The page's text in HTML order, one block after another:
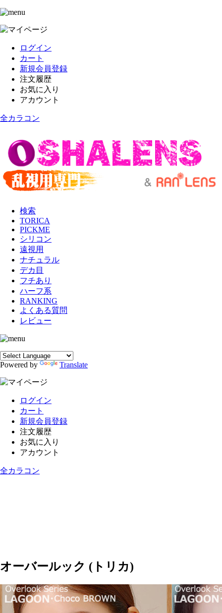
ログイン
カート
新規会員登録
注文履歴
お気に入り
アカウント
全カラコン
検索
TORICA
PICKME
シリコン
遠視用
ナチュラル
デカ目
フチあり
ハーフ系
RANKING
よくある質問
レビュー
Powered by Translate
ログイン
カート
新規会員登録
注文履歴
お気に入り
アカウント
全カラコン
オーバールック (トリカ)